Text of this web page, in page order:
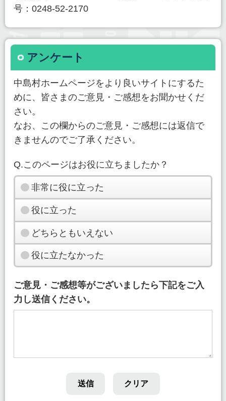
号：0248-52-2170
アンケート
中島村ホームページをより良いサイトにするた
めに、皆さまのご意見・ご感想をお聞かせくだ
さい。
なお、この欄からのご意見・ご感想には返信で
きませんのでご了承ください。
Q.このページはお役に立ちましたか？
非常に役に立った
役に立った
どちらともいえない
役に立たなかった
ご意見・ご感想等がございましたら下記をご入
力し送信ください。